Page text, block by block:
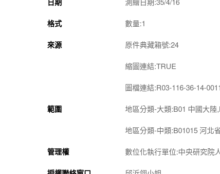
格式 數量:1
來源 原件典藏箱號:24
縮圖連結:TRUE
圖檔連結:R03-116-36-14-
範圍 地區分類-大類:B01 中國大陸
地區分類-中類:B01015 河北
管理權 數位化執行單位:中央研究院